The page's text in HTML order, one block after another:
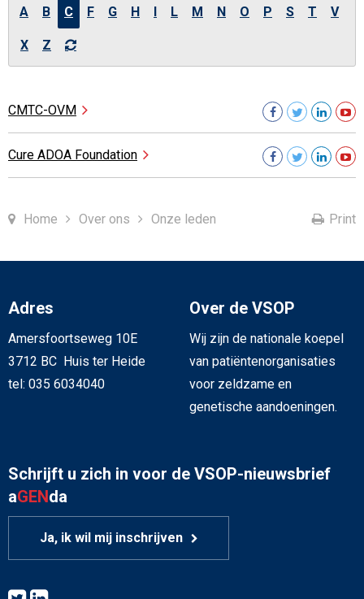
A B C F G H L M N O P S T V
X Z
CMTC-OVM
Cure ADOA Foundation
Home Over ons Onze leden Print
Adres
Amersfoortseweg 10E
3712 BC Huis ter Heide
tel: 035 6034040
Over de VSOP
Wij zijn de nationale koepel
van patiëntenorganisaties
voor zeldzame en
genetische aandoeningen.
Schrijft u zich in voor de VSOP-nieuwsbrief
aGENda
Ja, ik wil mij inschrijven